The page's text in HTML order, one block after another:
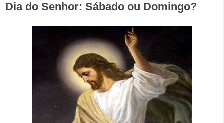
Dia do Senhor: Sábado ou Domingo?